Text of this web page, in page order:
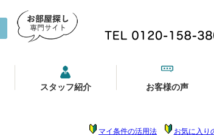
スタッフ紹介 お客様の声
マイ条件の活用法 お気に入り